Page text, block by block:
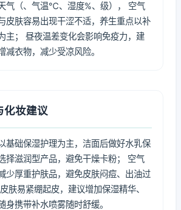
气（、气温℃、湿度%、级）， 空气
皮肤容易出现干涩不适，养生重点以补
主； 昼夜温差变化会影响免疫力，建
减衣物，减少受凉风险。
化妆建议
基础保湿护理为主，洁面后做好水乳保
择滋润型产品，避免干燥卡粉； 空气
少厚重护肤品，避免皮肤闷痘、出油过
肤易紧绷起皮，建议增加保湿精华、
身携带补水喷雾随时舒缓。